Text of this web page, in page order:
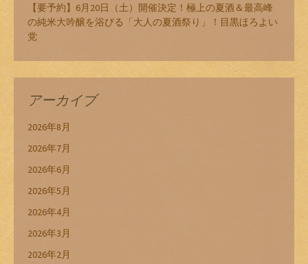
【要予約】6月20日（土）開催決定！極上の夏酒＆最高峰
の純米大吟醸を浴びる「大人の夏酒祭り」！目黒ほろよい
党
アーカイブ
2026年8月
2026年7月
2026年6月
2026年5月
2026年4月
2026年3月
2026年2月